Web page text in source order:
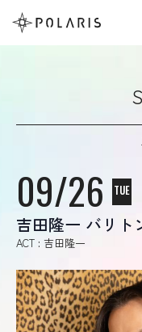
09/26 TUE
吉田隆一 バリト
ACT : 吉田隆一